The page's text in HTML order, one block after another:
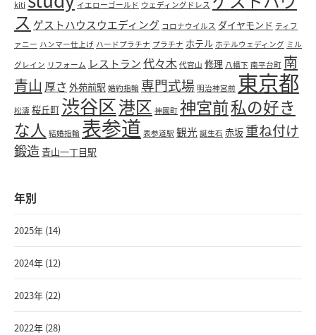
kiti イエローゴールド ウェディングドレス
ス ゲストハウスウエディング コロナウイルス ダイヤモンド ティフ
ァニー ハンマー仕上げ ハードプラチナ プラチナ ホテル ホテルウェディング ミル
グレイン リフォーム レストラン代々木 代官山 修理 八幡下 南平台町 南
青山 厚さ 外苑前駅 婚約指輪 専門式場 明治神宮前 東京都
松濤 桜丘町 渋谷区港区 神園町 神宮前私の好き
な人 結婚指輪 表参道 表参道駅 観光 誕生石 赤坂 重ね付け
鍛造青山一丁目駅
年別
2025年 (14)
2024年 (12)
2023年 (22)
2022年 (28)